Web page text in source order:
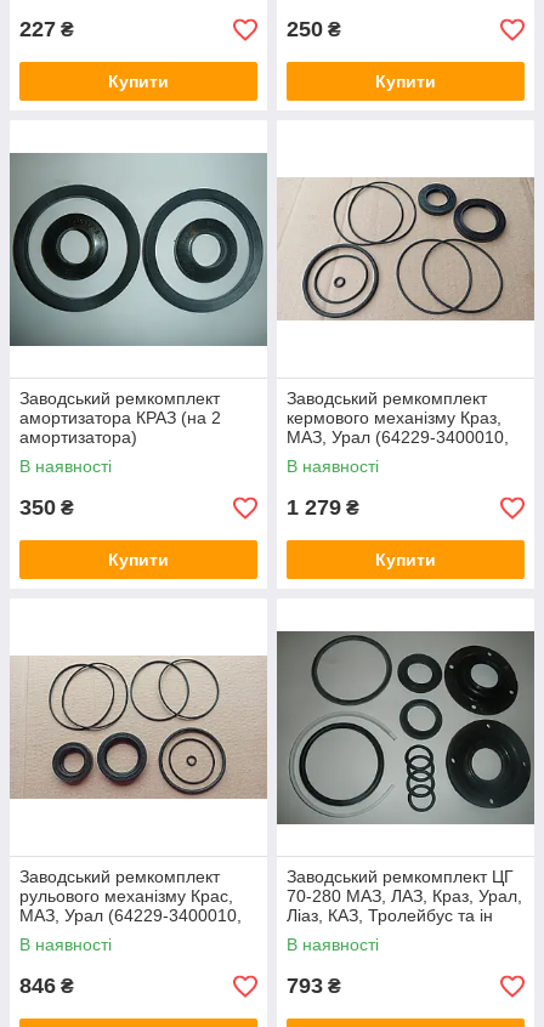
227 ₴
Купити
250 ₴
Купити
Заводський ремкомплект
амортизатора КРАЗ (на 2
амортизатора)
В наявності
350 ₴
Купити
Заводський ремкомплект
кермового механізму Краз,
МАЗ, Урал (64229-3400010,
силові сальники)
В наявності
1 279 ₴
Купити
Заводський ремкомплект
рульового механізму Крас,
МАЗ, Урал (64229-3400010,
пр-во Білорусія)
В наявності
846 ₴
Заводський ремкомплект ЦГ
70-280 МАЗ, ЛАЗ, Краз, Урал,
Ліаз, КАЗ, Тролейбус та ін
(пр-во Оригінал)
В наявності
793 ₴